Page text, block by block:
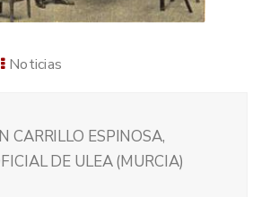
Noticias
CARRILLO ESPINOSA,
DE ULEA (MURCIA)